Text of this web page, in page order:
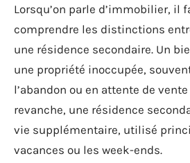
Lorsqu’on parle d’immobilier, il
comprendre les distinctions
une résidence secondaire. Un
une propriété inoccupée,
l’abandon ou en attente de
revanche, une résidence
vie supplémentaire, utilisé
vacances ou les week-ends.